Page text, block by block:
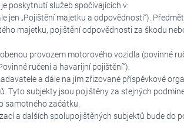
poskytnutí služeb spočívajících v:
jen „Pojištění majetku a odpovědnosti“).
majetku, pojištění odpovědnosti za škodu
provozem motorového vozidla (povinné
ručení a havarijní pojištění“).
a dále na jím zřizované příspěvkové
Tyto subjekty jsou pojištěny za stejných
samotného začátku.
a dalších spolupojištěných subjektů bude do